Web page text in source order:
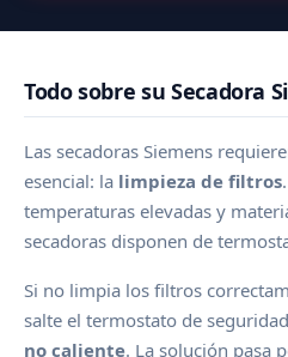
Todo sobre su Secadora
Las secadoras Siemens
esencial: la limpieza de filtros
temperaturas elevadas y
secadoras disponen de
Si no limpia los filtros
salte el termostato de
no caliente. La solución pasa